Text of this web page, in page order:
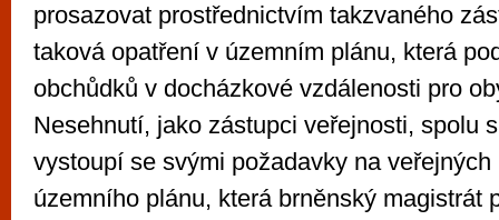
prosazovat prostřednictvím takzvaného
taková opatření v územním plánu, která
obchůdků v docházkové vzdálenosti pro
Nesehnutí, jako zástupci veřejnosti, spolu
vystoupí se svými požadavky na
územního plánu, která brněnský magistrát